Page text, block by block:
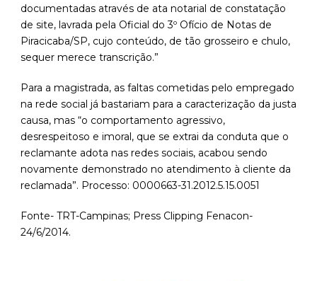
documentadas através de ata notarial de constatação
de site, lavrada pela Oficial do 3º Ofício de Notas de
Piracicaba/SP, cujo conteúdo, de tão grosseiro e chulo,
sequer merece transcrição.”
Para a magistrada, as faltas cometidas pelo empregado
na rede social já bastariam para a caracterização da justa
causa, mas “o comportamento agressivo,
desrespeitoso e imoral, que se extrai da conduta que o
reclamante adota nas redes sociais, acabou sendo
novamente demonstrado no atendimento à cliente da
reclamada”. Processo: 0000663-31.2012.5.15.0051
Fonte- TRT-Campinas; Press Clipping Fenacon-
24/6/2014.